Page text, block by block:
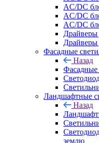
AC/DC
AC/DC
AC/DC
Драйверы
Драйверы
Фасадные
Назад
Фасадные
Ландшафтные
Назад
землю